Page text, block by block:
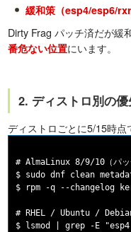
緩和策（esp4/esp6/
Dirty Frag パッチ済だが緩
番危ない位置にいます。
2. ディストロ別の
ディストロごとに5/15時点
# AlmaLinux 8/9/10（パッ
$ sudo dnf clean
$ rpm -q --changelog
# RHEL / Ubuntu / Debian
$ lsmod | grep -E